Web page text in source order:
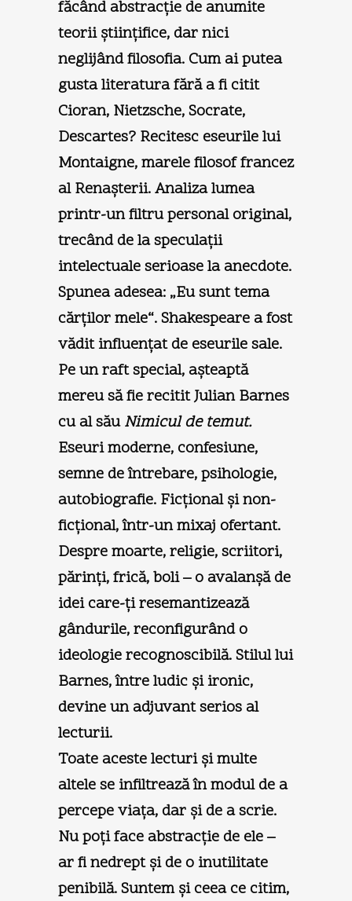
făcând abstracţie de anumite
teorii ştiinţifice, dar nici
neglijând filosofia. Cum ai putea
gusta literatura fără a fi citit
Cioran, Nietzsche, Socrate,
Descartes? Recitesc eseurile lui
Montaigne, marele filosof francez
al Renaşterii. Analiza lumea
printr-un filtru personal original,
trecând de la speculaţii
intelectuale serioase la anecdote.
Spunea adesea: „Eu sunt tema
cărţilor mele“. Shakespeare a fost
vădit influenţat de eseurile sale.
Pe un raft special, aşteaptă
mereu să fie recitit Julian Barnes
cu al săuNimicul de temut.
Eseuri moderne, confesiune,
semne de întrebare, psihologie,
autobiografie. Ficţional şi non-
ficţional, într-un mixaj ofertant.
Despre moarte, religie, scriitori,
părinţi, frică, boli – o avalanşă de
idei care-ţi resemantizează
gândurile, reconfigurând o
ideologie recognoscibilă. Stilul lui
Barnes, între ludic şi ironic,
devine un adjuvant serios al
lecturii.
Toate aceste lecturi şi multe
altele se infiltrează în modul de a
percepe viaţa, dar şi de a scrie.
Nu poţi face abstracţie de ele –
ar fi nedrept şi de o inutilitate
penibilă. Suntem şi ceea ce citim,